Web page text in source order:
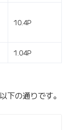
10.4P
1.04P
の通りです。